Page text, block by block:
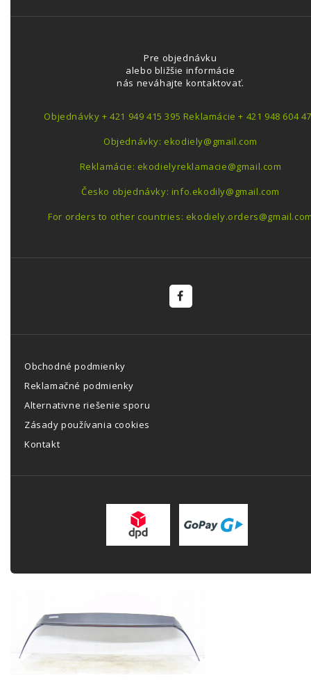
Pre objednávku
alebo bližšie informácie
nás neváhajte kontaktovať.
Objednávky + 421 949 415 395 Reklamácie + 421 948 604
Objednávky: ekodiely@gmail.com
Reklamácie: ekodielyreklamacie@gmail.com
Česko objednávky: info.ekodily@gmail.com
For orders to other countries:
Obchodné podmienky
Reklamačné podmienky
Alternativne riešenie sporu
Zásady používania cookies
Kontakt